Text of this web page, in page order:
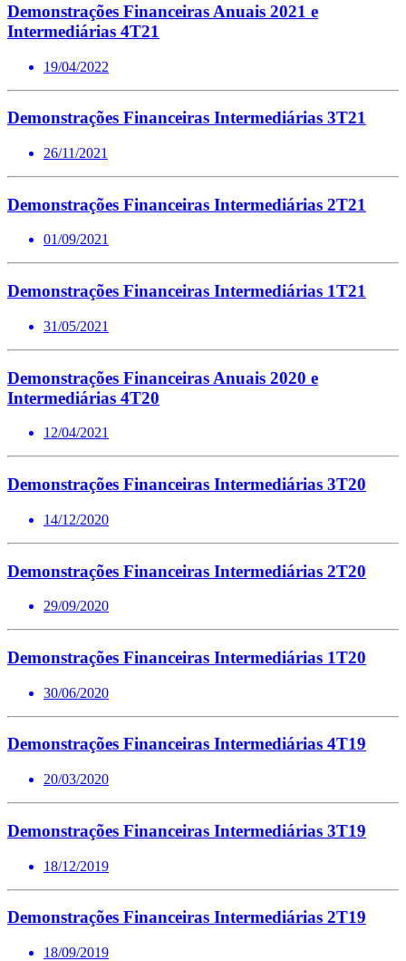
Demonstrações Financeiras Anuais 2021 e
Intermediárias 4T21
19/04/2022
Demonstrações Financeiras Intermediárias 3T21
26/11/2021
Demonstrações Financeiras Intermediárias 2T21
01/09/2021
Demonstrações Financeiras Intermediárias 1T21
31/05/2021
Demonstrações Financeiras Anuais 2020 e
Intermediárias 4T20
12/04/2021
Demonstrações Financeiras Intermediárias 3T20
14/12/2020
Demonstrações Financeiras Intermediárias 2T20
29/09/2020
Demonstrações Financeiras Intermediárias 1T20
30/06/2020
Demonstrações Financeiras Intermediárias 4T19
20/03/2020
Demonstrações Financeiras Intermediárias 3T19
18/12/2019
Demonstrações Financeiras Intermediárias 2T19
18/09/2019